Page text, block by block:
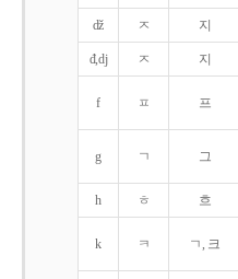
dž ㅈ 지
đ,dj ㅈ 지
f ㅍ 프
g ㄱ 그
h ㅎ 흐
k ㅋ ㄱ, 크